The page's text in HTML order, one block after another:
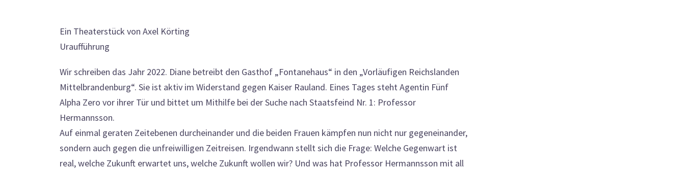
Ein Theaterstück von Axel Körting
Uraufführung
Wir schreiben das Jahr 2022. Diane betreibt den Gasthof „Fontanehaus“ in den „Vorläufigen Reichslanden
Mittelbrandenburg“. Sie ist aktiv im Widerstand gegen Kaiser Rauland. Eines Tages steht Agentin Fünf
Alpha Zero vor ihrer Tür und bittet um Mithilfe bei der Suche nach Staatsfeind Nr. 1: Professor
Hermannsson.
Auf einmal geraten Zeitebenen durcheinander und die beiden Frauen kämpfen nun nicht nur gegeneinander,
sondern auch gegen die unfreiwilligen Zeitreisen. Irgendwann stellt sich die Frage: Welche Gegenwart ist
real, welche Zukunft erwartet uns, welche Zukunft wollen wir? Und was hat Professor Hermannsson mit all